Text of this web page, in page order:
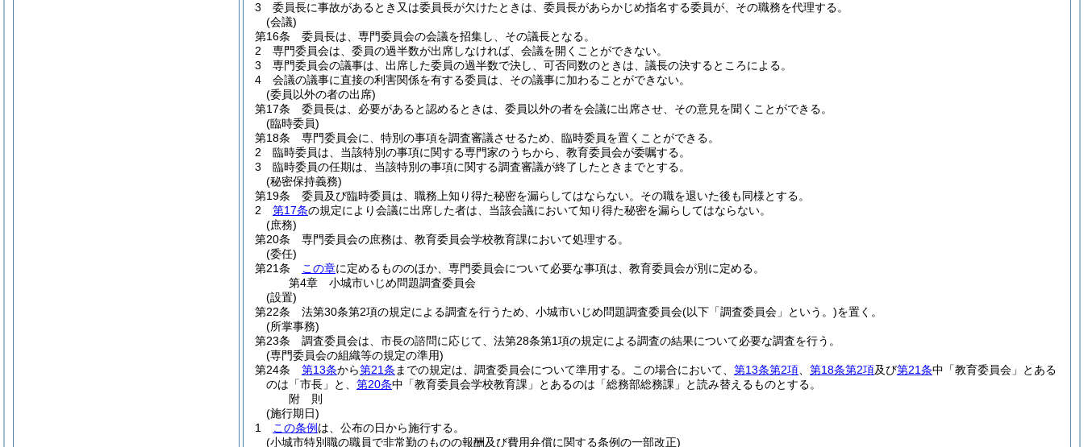
3
委員長に事故があるとき又は委員長が欠けたときは、委員長があらかじめ指名する委員が、その職務を代理する。
(会議)
第16条
委員長は、専門委員会の会議を招集し、その議長となる。
2
専門委員会は、委員の過半数が出席しなければ、会議を開くことができない。
3
専門委員会の議事は、出席した委員の過半数で決し、可否同数のときは、議長の決するところによる。
4
会議の議事に直接の利害関係を有する委員は、その議事に加わることができない。
(委員以外の者の出席)
第17条
委員長は、必要があると認めるときは、委員以外の者を会議に出席させ、その意見を聞くことができる。
(臨時委員)
第18条
専門委員会に、特別の事項を調査審議させるため、臨時委員を置くことができる。
2
臨時委員は、当該特別の事項に関する専門家のうちから、教育委員会が委嘱する。
3
臨時委員の任期は、当該特別の事項に関する調査審議が終了したときまでとする。
(秘密保持義務)
第19条
委員及び臨時委員は、職務上知り得た秘密を漏らしてはならない。 その職を退いた後も同様とする。
2
第17条の規定により会議に出席した者は、当該会議において知り得た秘密を漏らしてはならない。
(庶務)
第20条
専門委員会の庶務は、教育委員会学校教育課において処理する。
(委任)
第21条
この章に定めるもののほか、専門委員会について必要な事項は、教育委員会が別に定める。
第4章
小城市いじめ問題調査委員会
(設置)
第22条
法第30条第2項の規定による調査を行うため、小城市いじめ問題調査委員会(以下「調査委員会」という。)を置く。
(所掌事務)
第23条
調査委員会は、市長の諮問に応じて、法第28条第1項の規定による調査の結果について必要な調査を行う。
(専門委員会の組織等の規定の準用)
第24条
第13条から第21条 までの規定は、調査委員会について準用する。 この場合において、 第13条第2項 第18条第2項及び第21条中「教育委員会」とある
のは「市長」と、 第20条中「教育委員会学校教育課」とあるのは「総務部総務課」と読み替えるものとする。
附 則
(施行期日)
1
この条例 は、公布の日から施行する。
(小城市特別職の職員で非常勤のものの報酬及び費用弁償に関する条例の一部改正)